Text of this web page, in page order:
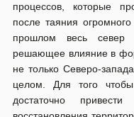
процессов, которые
после таяния
прошлом весь север
решающее влияние в
не только Северо-
целом. Для того чтобы
достаточно